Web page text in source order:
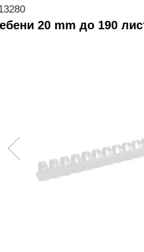
20 mm до 190